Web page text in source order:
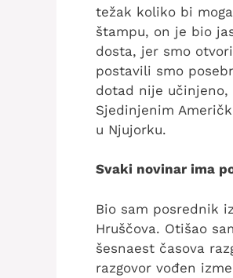
težak koliko bi
štampu, on je bio
dosta, jer smo
postavili smo
dotad nije
Sjedinjenim
u Njujorku.
Svaki novinar ima
Bio sam posrednik
Hruščova. Otišao
šesnaest časova
razgovor vođen